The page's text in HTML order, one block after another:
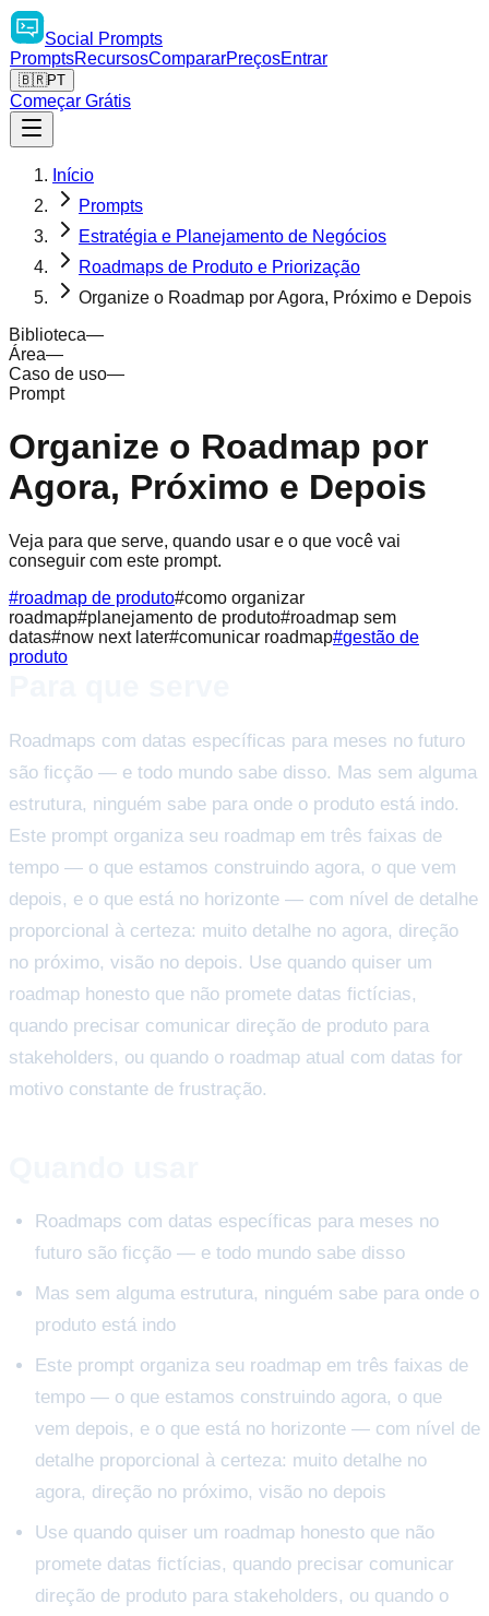
Social
Prompts
PromptsRecursosCompararPreçosEntrar
🇧🇷PT
Começar Grátis
Início
Prompts
Estratégia e Planejamento de Negócios
Roadmaps de Produto e Priorização
Organize o Roadmap por Agora, Próximo e Depois
Biblioteca—
Área—
Caso de uso—
Prompt
Organize o Roadmap por
Agora, Próximo e Depois
Veja para que serve, quando usar e o que você vai
conseguir com este prompt.
#roadmap de produto#como organizar
roadmap#planejamento de produto#roadmap sem
datas#now next later#comunicar roadmap#gestão de
produto
Roadmaps com datas específicas para meses no futuro
são ficção — e todo mundo sabe disso. Mas sem alguma
estrutura, ninguém sabe para onde o produto está indo.
Este prompt organiza seu roadmap em três faixas de
tempo — o que estamos construindo agora, o que vem
depois, e o que está no horizonte — com nível de detalhe
proporcional à certeza: muito detalhe no agora, direção
no próximo, visão no depois. Use quando quiser um
roadmap honesto que não promete datas fictícias,
quando precisar comunicar direção de produto para
stakeholders, ou quando o roadmap atual com datas for
motivo constante de frustração.
Roadmaps com datas específicas para meses no
futuro são ficção — e todo mundo sabe disso
Mas sem alguma estrutura, ninguém sabe para onde o
produto está indo
Este prompt organiza seu roadmap em três faixas de
tempo — o que estamos construindo agora, o que
vem depois, e o que está no horizonte — com nível de
detalhe proporcional à certeza: muito detalhe no
agora, direção no próximo, visão no depois
Use quando quiser um roadmap honesto que não
promete datas fictícias, quando precisar comunicar
direção de produto para stakeholders, ou quando o